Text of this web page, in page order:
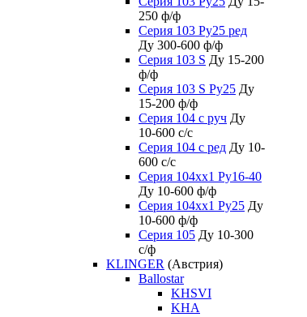
250 ф/ф
Серия 103 Ру25 ред
Ду 300-600 ф/ф
Серия 103 S Ду 15-200
ф/ф
Серия 103 S Ру25 Ду
15-200 ф/ф
Серия 104 с руч Ду
10-600 с/с
Серия 104 с ред Ду 10-
600 с/с
Серия 104xx1 Ру16-40
Ду 10-600 ф/ф
Серия 104xx1 Ру25 Ду
10-600 ф/ф
Серия 105 Ду 10-300
с/ф
KLINGER (Австрия)
Ballostar
KHSVI
KHA